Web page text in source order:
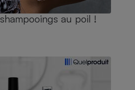
au poil !